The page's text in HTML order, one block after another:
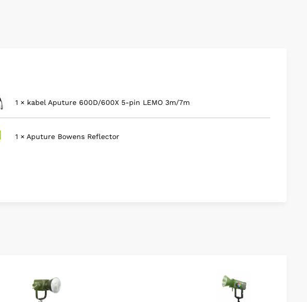
1 × kabel Aputure 600D/600X 5-pin LEMO 3m/7m
1 × Aputure Bowens Reflector